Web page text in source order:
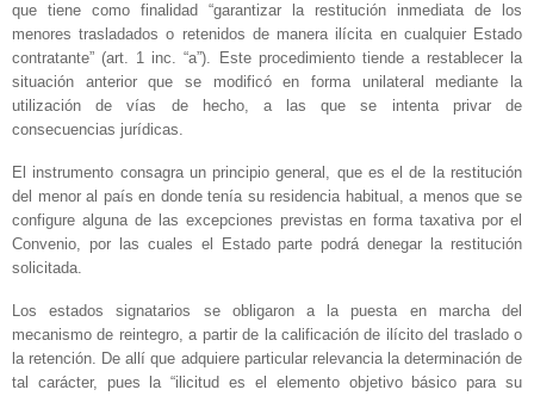
que tiene como finalidad “garantizar la restitución inmediata de los
menores trasladados o retenidos de manera ilícita en cualquier Estado
contratante” (art. 1 inc. “a”). Este procedimiento tiende a restablecer la
situación anterior que se modificó en forma unilateral mediante la
utilización de vías de hecho, a las que se intenta privar de
consecuencias jurídicas.
El instrumento consagra un principio general, que es el de la restitución
del menor al país en donde tenía su residencia habitual, a menos que se
configure alguna de las excepciones previstas en forma taxativa por el
Convenio, por las cuales el Estado parte podrá denegar la restitución
solicitada.
Los estados signatarios se obligaron a la puesta en marcha del
mecanismo de reintegro, a partir de la calificación de ilícito del traslado o
la retención. De allí que adquiere particular relevancia la determinación de
tal carácter, pues la “ilicitud es el elemento objetivo básico para su